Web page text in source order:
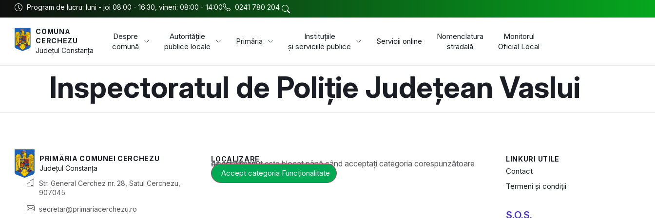
Program de lucru: luni - joi 08:00 - 16:30, vineri: 08:00 - 14:00 0241 780 204
COMUNA
CERCHEZU
JudețulConstanța
Despre
comună
Autoritățile
publice locale
Primăria
Instituțiile
și serviciile publice
Servicii online
Nomenclatura
stradală
Monitorul
Oficial Local
Inspectoratul de Poliție Județean Vaslui
PRIMĂRIA COMUNEI CERCHEZU
JudețulConstanța
Str. General Cerchez nr. 28, Satul Cerchezu,
907045
secretar@primariacerchezu.ro
LOCALIZARE
Acest conținut este blocat până când acceptați categoria corespunzătoare de cookie-uri.
Accept categoria Funcționalitate
LINKURI UTILE
Contact
Termeni și condiții
S.O.S.